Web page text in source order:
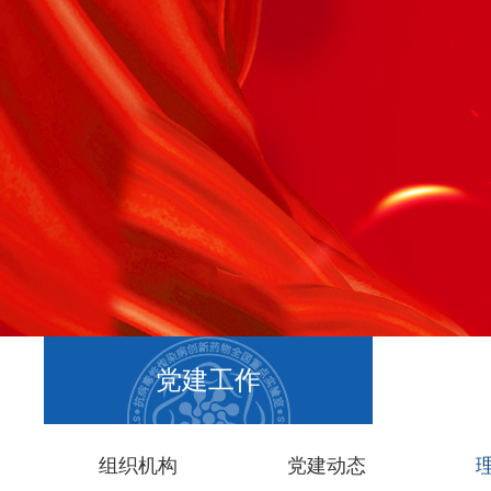
党建工作
组织机构 党建动态